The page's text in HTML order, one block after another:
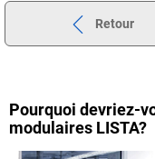
Retour
Pourquoi devriez-
modulaires LISTA?